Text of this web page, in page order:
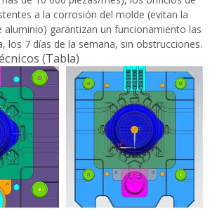
a la corrosión del molde (evitan la
aluminio) garantizan un funcionamiento las
los 7 días de la semana, sin obstrucciones.
(Tabla)